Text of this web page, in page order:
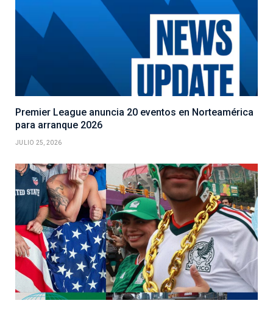
Premier League anuncia 20 eventos en Norteamérica
para arranque 2026
JULIO 25, 2026